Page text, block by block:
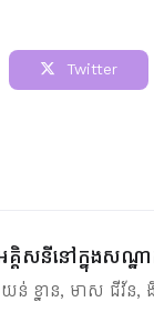
Twitter
គ្គិសនីនៅក្នុងសណ្ឋ
យន់ ខ្នាន, មាស ជីវ័ន,